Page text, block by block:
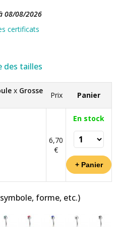
08/08/2026
certificats
des tailles
x Grosse
Prix Panier
6,70
€
En stock
forme, etc.)